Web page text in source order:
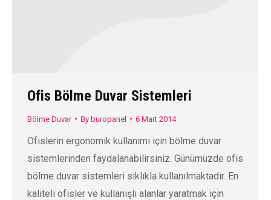
Ofis Bölme Duvar Sistemleri
Bölme Duvar By buropanel 6 Mart 2014
Ofislerin ergonomik kullanımı için bölme duvar
sistemlerinden faydalanabilirsiniz. Günümüzde ofis
bölme duvar sistemleri sıklıkla kullanılmaktadır. En
kaliteli ofisler ve kullanışlı alanlar yaratmak için